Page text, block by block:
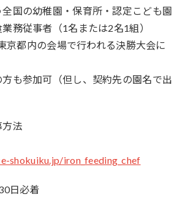
国の幼稚園・保育所・認定こども園
務従事者（1名または2名1組）
都内の会場で行われる決勝大会に
も参加可（但し、契約先の園名で出
法
shokuiku.jp/iron_feeding_chef
日必着